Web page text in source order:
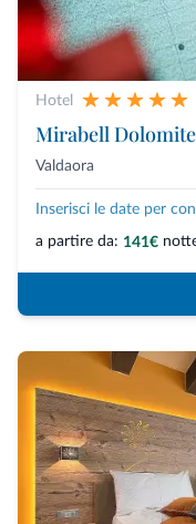
Hotel
Valdaora
Inserisci le date per
a partire da: 141€